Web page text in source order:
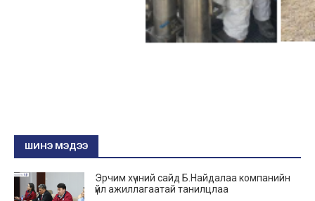
ШИНЭ МЭДЭЭ
Эрчим хүчний сайд Б.Найдалаа компанийн
үйл ажиллагаатай танилцлаа